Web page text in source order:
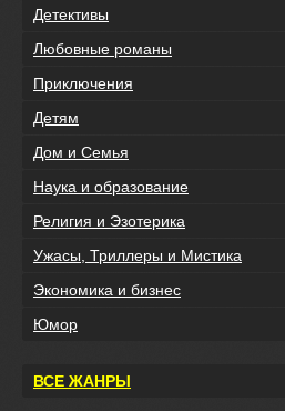
Детективы
Любовные романы
Приключения
Детям
Дом и Семья
Наука и образование
Религия и Эзотерика
Ужасы, Триллеры и Мистика
Экономика и бизнес
Юмор
ВСЕ ЖАНРЫ